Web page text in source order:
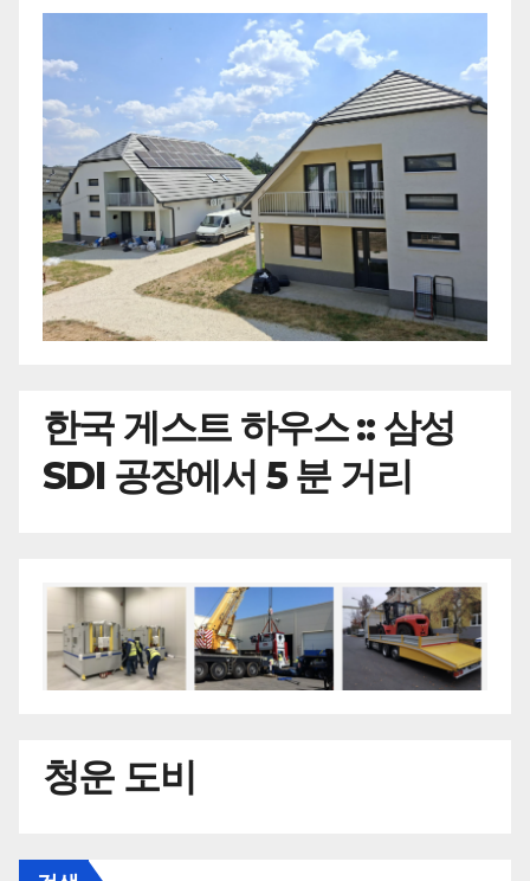
한국 게스트 하우스 :: 삼성
SDI 공장에서 5 분 거리
청운 도비